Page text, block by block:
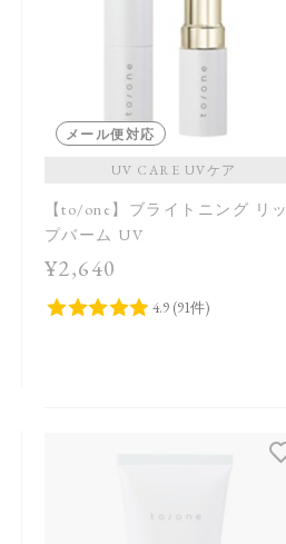
メール便対応
UV CARE UVケア
【to/one】ブライトニング リッ
プバーム UV
¥2,640